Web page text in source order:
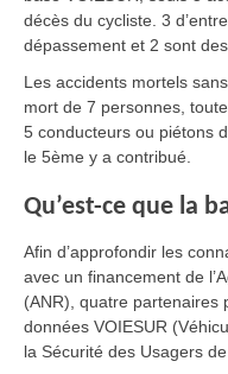
décès du cycliste. 3
dépassement et 2 sont
Les accidents mortels
mort de 7 personnes,
5 conducteurs ou piétons
le 5ème y a contribué.
Qu’est-ce que la
Afin d’approfondir les
avec un financement de
(ANR), quatre partenaires
données VOIESUR
la Sécurité des Usagers de